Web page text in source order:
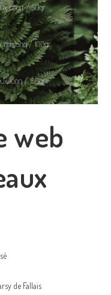
web
de Fallais